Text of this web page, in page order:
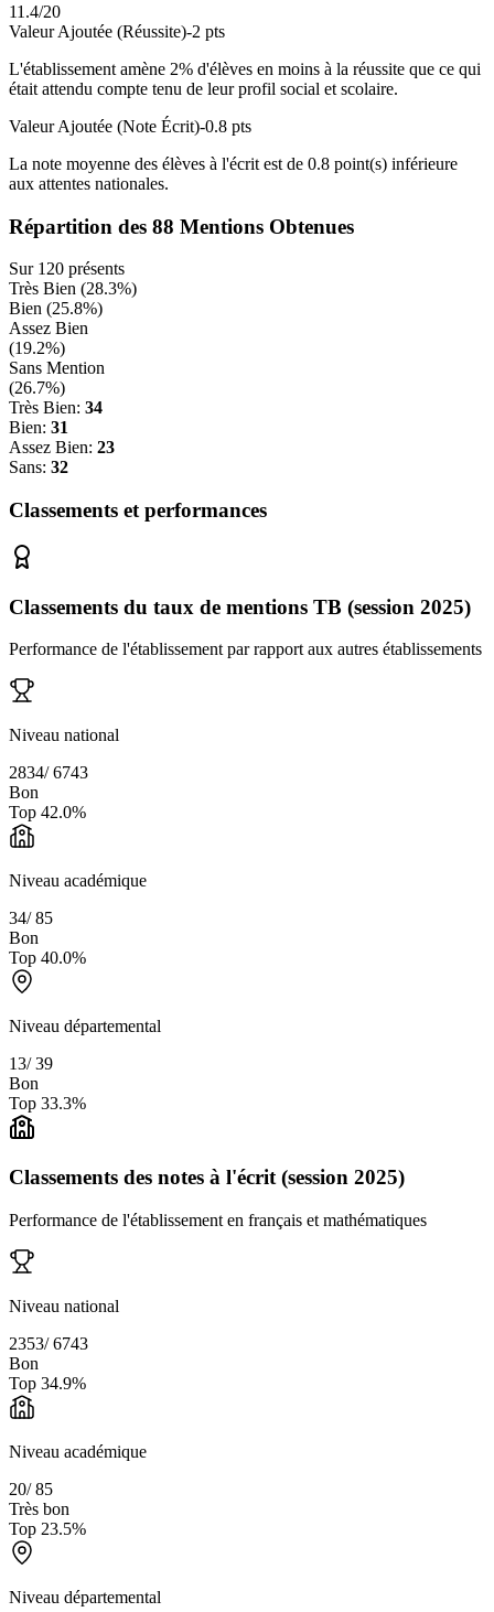
11.4/20
Valeur Ajoutée (Réussite)-2 pts
L'établissement amène 2% d'élèves en moins à la réussite que ce qui
était attendu compte tenu de leur profil social et scolaire.
Valeur Ajoutée (Note Écrit)-0.8 pts
La note moyenne des élèves à l'écrit est de 0.8 point(s) inférieure
aux attentes nationales.
Répartition des 88 Mentions Obtenues
Sur 120 présents
Très Bien (28.3%)
Bien (25.8%)
Assez Bien
(19.2%)
Sans Mention
(26.7%)
Très Bien: 34
Bien: 31
Assez Bien: 23
Sans: 32
Classements et performances
Classements du taux de mentions TB (session 2025)
Performance de l'établissement par rapport aux autres établissements
Niveau national
2834/6743
Bon
Top 42.0%
Niveau académique
34/85
Bon
Top 40.0%
Niveau départemental
13/39
Bon
Top 33.3%
Classements des notes à l'écrit (session 2025)
Performance de l'établissement en français et mathématiques
Niveau national
2353/6743
Bon
Top 34.9%
Niveau académique
20/85
Très bon
Top 23.5%
Niveau départemental